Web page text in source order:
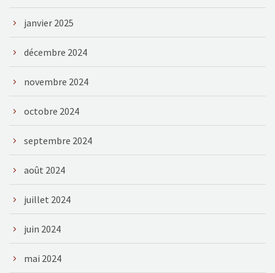
janvier 2025
décembre 2024
novembre 2024
octobre 2024
septembre 2024
août 2024
juillet 2024
juin 2024
mai 2024